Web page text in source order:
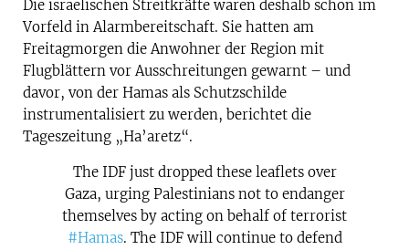
Die israelischen Streitkräfte waren deshalb schon im
Vorfeld in Alarmbereitschaft. Sie hatten am
Freitagmorgen die Anwohner der Region mit
Flugblättern vor Ausschreitungen gewarnt – und
davor, von der Hamas als Schutzschilde
instrumentalisiert zu werden, berichtet die
Tageszeitung „Ha’aretz“.
The IDF just dropped these leaflets over
Gaza, urging Palestinians not to endanger
themselves by acting on behalf of terrorist
#Hamas. The IDF will continue to defend